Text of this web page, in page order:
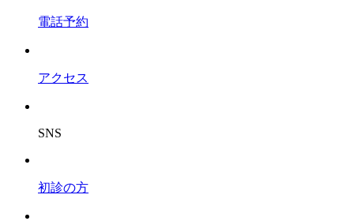
電話予約
アクセス
SNS
初診の方